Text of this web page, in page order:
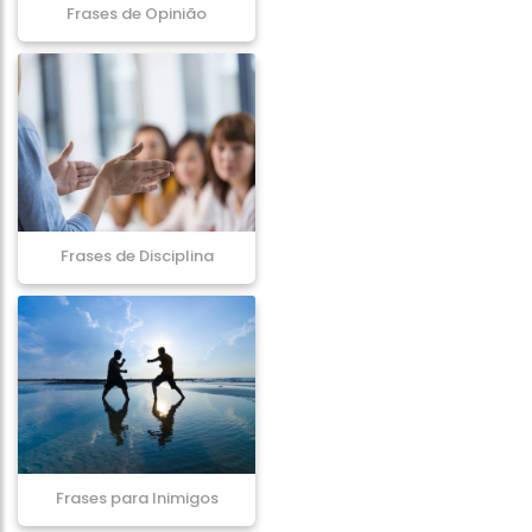
Frases de Opinião
Frases de Disciplina
Frases para Inimigos